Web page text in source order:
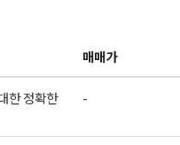
매매가
한 정확한
-
레곤 한인 사회 정보를 받아